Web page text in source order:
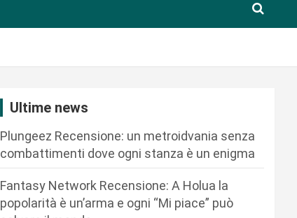
Ultime news
Plungeez Recensione: un metroidvania senza
combattimenti dove ogni stanza è un enigma
Fantasy Network Recensione: A Holua la
popolarità è un’arma e ogni “Mi piace” può